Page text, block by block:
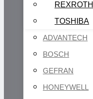
REXROTH
TOSHIBA
ADVANTECH
BOSCH
GEFRAN
HONEYWELL